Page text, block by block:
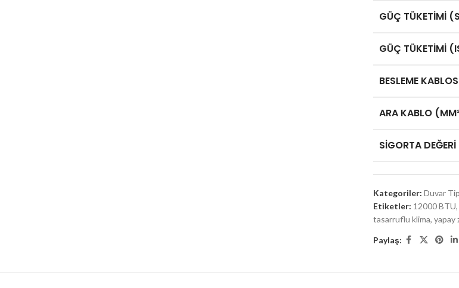
GÜÇ TÜKETIMI
GÜÇ TÜKETIMI
BESLEME
ARA KABLO
SIGORTA DEĞERI
Kategoriler: Duvar
Etiketler: 12000 BTU,
tasarruflu klima, yapay
Paylaş: